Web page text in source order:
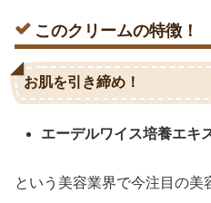
このクリームの特徴！
お肌を引き締め！
エーデルワイス培養エキ
という美容業界で今注目の